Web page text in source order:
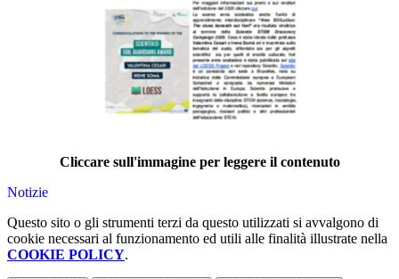
Cliccare sull'immagine per leggere il contenuto
Notizie
Questo sito o gli strumenti terzi da questo utilizzati si avvalgono di
cookie necessari al funzionamento ed utili alle finalità illustrate nella
COOKIE POLICY.